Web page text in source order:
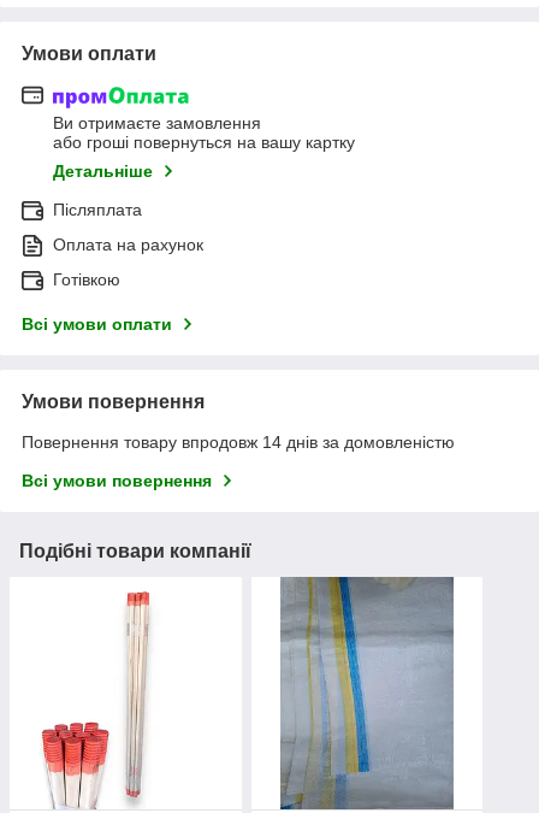
Умови оплати
Ви отримаєте замовлення
або гроші повернуться на вашу картку
Детальніше
Післяплата
Оплата на рахунок
Готівкою
Всі умови оплати
Умови повернення
Повернення товару впродовж 14 днів за домовленістю
Всі умови повернення
Подібні товари компанії